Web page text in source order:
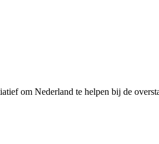
om Nederland te helpen bij de